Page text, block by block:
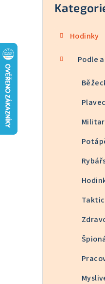
Přeskočit
kategorie
Hodinky
Podle